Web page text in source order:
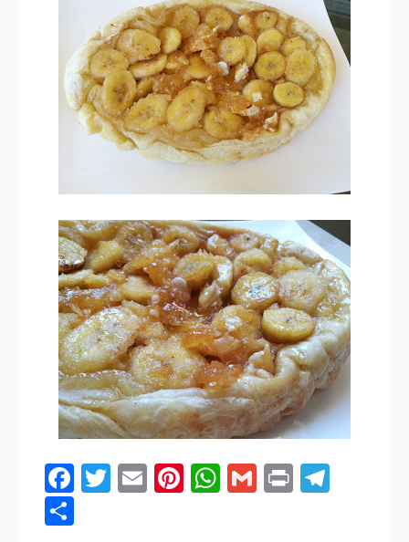
Facebook
Twitter
EmailPinterest
WhatsApp
Gmail
Print